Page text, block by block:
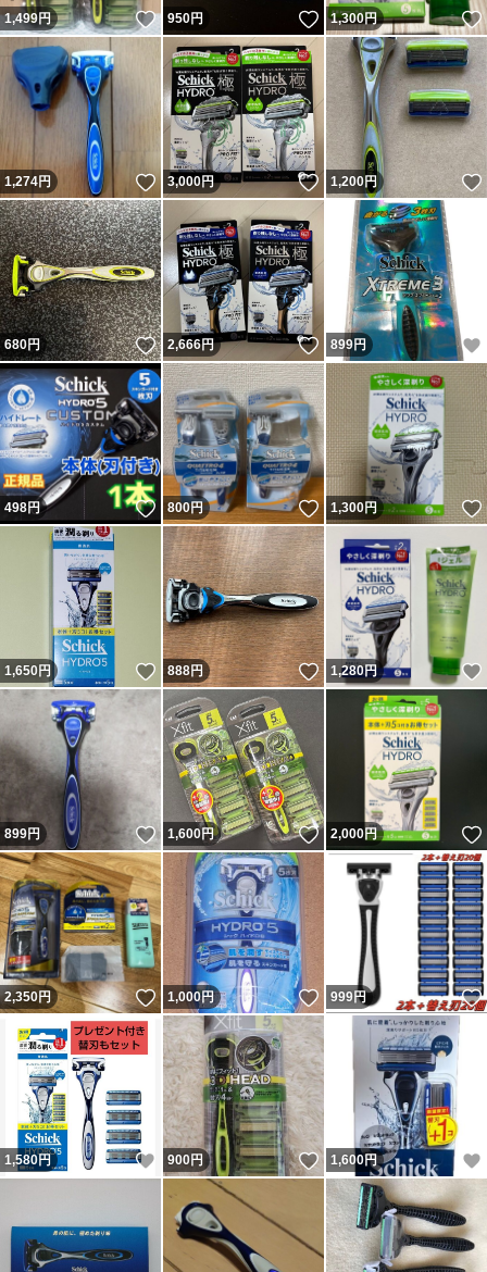
1,499円 いいね！
950円 いいね！
1,300円
1,274円 いいね！
3,000円 いいね！
1,200円
680円 いいね！
2,666円 いいね！
899円
498円 いいね！
800円 いいね！
1,300円
1,650円 いいね！
888円 いいね！
1,280円
899円 いいね！
1,600円 いいね！
2,000円
2,350円 いいね！
1,000円 いいね！
999円
1,580円 いいね！
900円 いいね！
1,600円